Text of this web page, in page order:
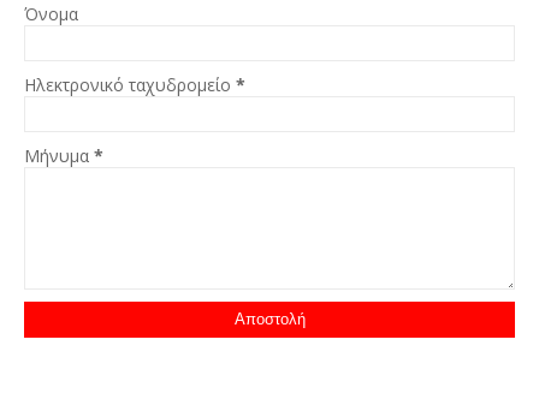
Όνομα
Ηλεκτρονικό ταχυδρομείο *
Μήνυμα *